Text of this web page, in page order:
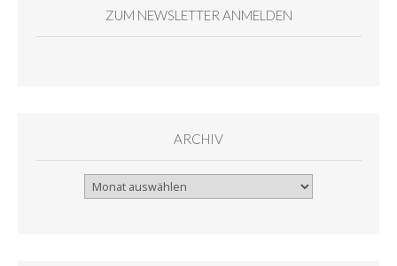
ZUM NEWSLETTER ANMELDEN
ARCHIV
Archiv